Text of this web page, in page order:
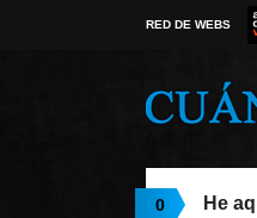
RED DE WEBS
0 He